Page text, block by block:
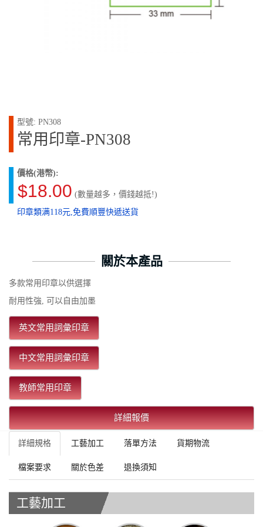
型號: PN308
常用印章-PN308
價格(港幣):
$18.00 (數量越多，價錢越抵!)
印章類满118元,免費順豐快遞送貨
關於本產品
多款常用印章以供選擇
耐用性強, 可以自由加墨
英文常用詞彙印章
中文常用詞彙印章
教師常用印章
詳細報價
詳細規格 工藝加工 落單方法 貨期物流
檔案要求 關於色差 退換須知
工藝加工